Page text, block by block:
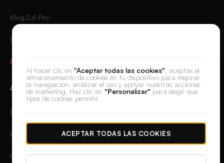
Kling 2.6 Pro
Runway Gen-4.5
Comparar todos los modelos
APLICACIONES
Retoque de piel
Retoque
Quitar fondo
Al hacer clic en "Aceptar todas las cookies", aceptas el
almacenamiento de cookies en tu dispositivo para mejorar
la navegación, analizar el uso y apoyar nuestras acciones
de marketing. Haz clic en "Personalizar" para elegir qué
tipos de cookies permitir.
ACEPTAR TODAS LAS COOKIES